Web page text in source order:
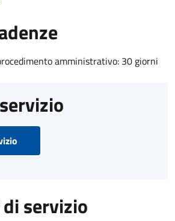
amministrativo: 30 giorni
servizio